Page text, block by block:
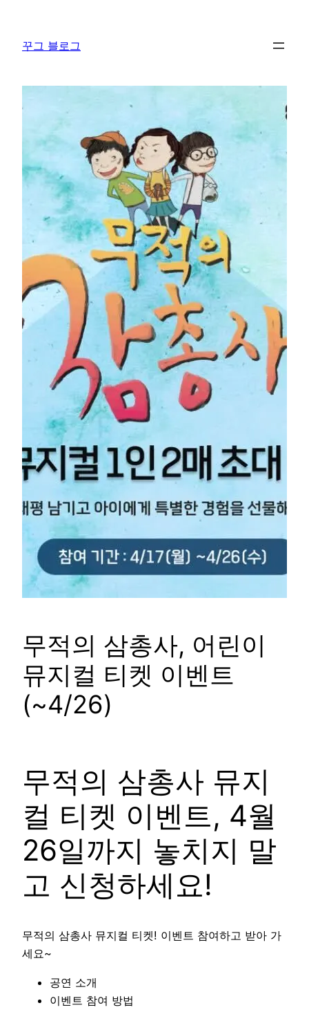
꾸그 블로그
무적의 삼총사, 어린이
뮤지컬 티켓 이벤트
(~4/26)
무적의 삼총사 뮤지
컬 티켓 이벤트, 4월
26일까지 놓치지 말
고 신청하세요!
무적의 삼총사 뮤지컬 티켓! 이벤트 참여하고 받아 가
세요~
공연 소개
이벤트 참여 방법